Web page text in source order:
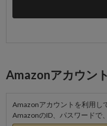
Amazonアカウン
Amazonアカウントを利用し
AmazonのID、パスワードで